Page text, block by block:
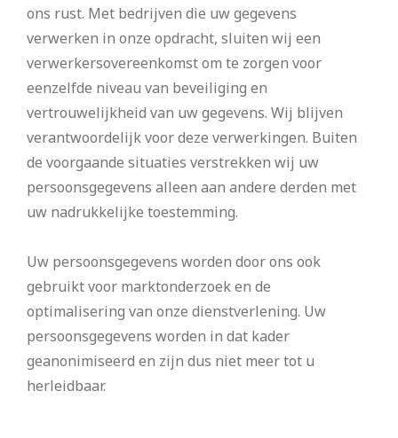
ons rust. Met bedrijven die uw gegevens
verwerken in onze opdracht, sluiten wij een
verwerkersovereenkomst om te zorgen voor
eenzelfde niveau van beveiliging en
vertrouwelijkheid van uw gegevens. Wij blijven
verantwoordelijk voor deze verwerkingen. Buiten
de voorgaande situaties verstrekken wij uw
persoonsgegevens alleen aan andere derden met
uw nadrukkelijke toestemming.
Uw persoonsgegevens worden door ons ook
gebruikt voor marktonderzoek en de
optimalisering van onze dienstverlening. Uw
persoonsgegevens worden in dat kader
geanonimiseerd en zijn dus niet meer tot u
herleidbaar.